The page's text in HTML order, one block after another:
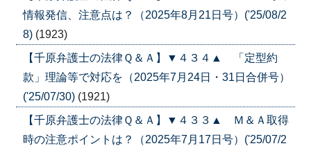
情報発信、注意点は？（2025年8月21日号）('25/08/2
8) (1923)
【千原弁護士の法律Ｑ＆Ａ】▼４３４▲ 「定型約
款」理論等で対応を（2025年7月24日・31日合併号）
('25/07/30) (1921)
【千原弁護士の法律Ｑ＆Ａ】▼４３３▲ Ｍ＆Ａ取得
時の注意ポイントは？（2025年7月17日号）('25/07/2